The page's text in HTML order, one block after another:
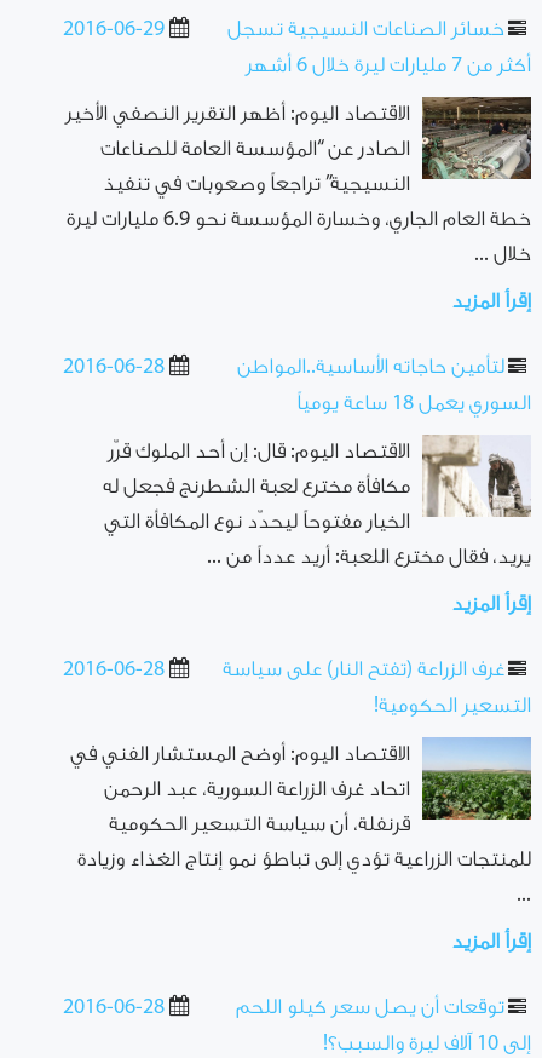
2016-06-29
خسائر الصناعات النسيجية تسجل
أكثر من 7 مليارات ليرة خلال 6 أشهر
الاقتصاد اليوم: أظهر التقرير النصفي الأخير
الصادر عن “المؤسسة العامة للصناعات
النسيجية” تراجعاً وصعوبات في تنفيذ
خطة العام الجاري، وخسارة المؤسسة نحو 6.9 مليارات ليرة
خلال ...
إقرأ المزيد
2016-06-28
لتأمين حاجاته الأساسية..المواطن
السوري يعمل 18 ساعة يومياً
الاقتصاد اليوم: قال: إن أحد الملوك قرّر
مكافأة مخترع لعبة الشطرنج فجعل له
الخيار مفتوحاً ليحدّد نوع المكافأة التي
يريد، فقال مخترع اللعبة: أريد عدداً من ...
إقرأ المزيد
2016-06-28
غرف الزراعة (تفتح النار) على سياسة
التسعير الحكومية!
الاقتصاد اليوم: أوضح المستشار الفني في
اتحاد غرف الزراعة السورية، عبد الرحمن
قرنفلة، أن سياسة التسعير الحكومية
للمنتجات الزراعية تؤدي إلى تباطؤ نمو إنتاج الغذاء وزيادة
...
إقرأ المزيد
2016-06-28
توقعات أن يصل سعر كيلو اللحم
إلى 10 آلاف ليرة والسبب؟!